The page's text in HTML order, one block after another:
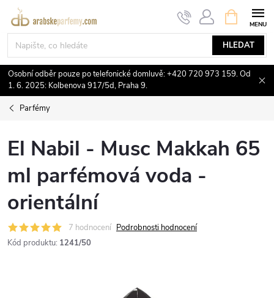
Přejít
obsah
HLEDAT
NÁKUPNÍ
KOŠÍK
Osobní odběr pouze po telefonické domluvě: +420 720 973 159. Od
1. 6. 2025: Kolbenova 917/5d, Praha 9.
Parfémy
El Nabil - Musc Makkah 65
ml parfémová voda -
orientální
7 hodnocení Podrobnosti hodnocení
Kód produktu: 1241/50